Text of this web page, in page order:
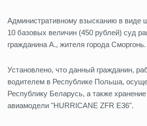
Административному взысканию в виде
10 базовых величин (450 рублей) суд
гражданина А., жителя города Сморгонь.
Установлено, что данный гражданин,
водителем в Республике Польша,
Республику Беларусь, а также
авиамодели "HURRICANE ZFR Е36".